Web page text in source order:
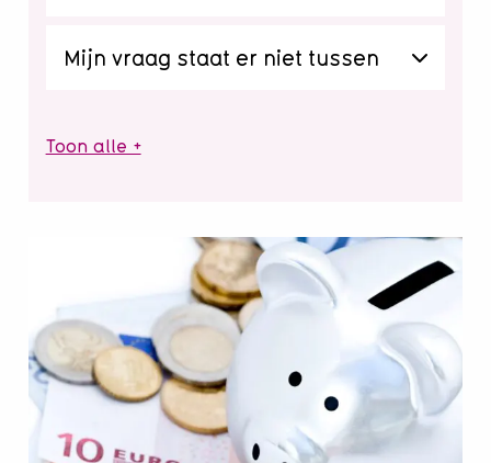
Mijn vraag staat er niet tussen
Toon alle +